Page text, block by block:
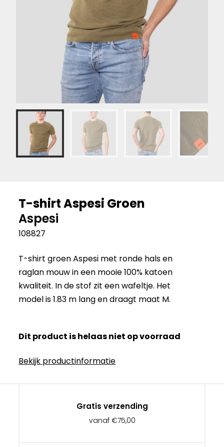
T-shirt Aspesi Groen
Aspesi
108827
T-shirt groen Aspesi met ronde hals en
raglan mouw in een mooie 100% katoen
kwaliteit. In de stof zit een wafeltje. Het
model is 1.83 m lang en draagt maat M.
Dit product is helaas niet op voorraad
Bekijk productinformatie
Gratis verzending
vanaf €75,00